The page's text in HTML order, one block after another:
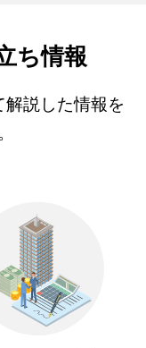
ち情報
説した情報を